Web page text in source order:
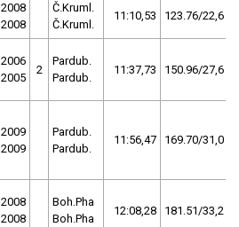
2008
2008
Č.Kruml.
Č.Kruml.
11:10,53 123.76/22,6
2006
2005
2
Pardub.
Pardub.
11:37,73 150.96/27,6
2009
2009
Pardub.
Pardub.
11:56,47 169.70/31,0
2008
2008
Boh.Pha
Boh.Pha
12:08,28 181.51/33,2